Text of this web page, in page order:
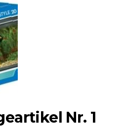
Nr. 1